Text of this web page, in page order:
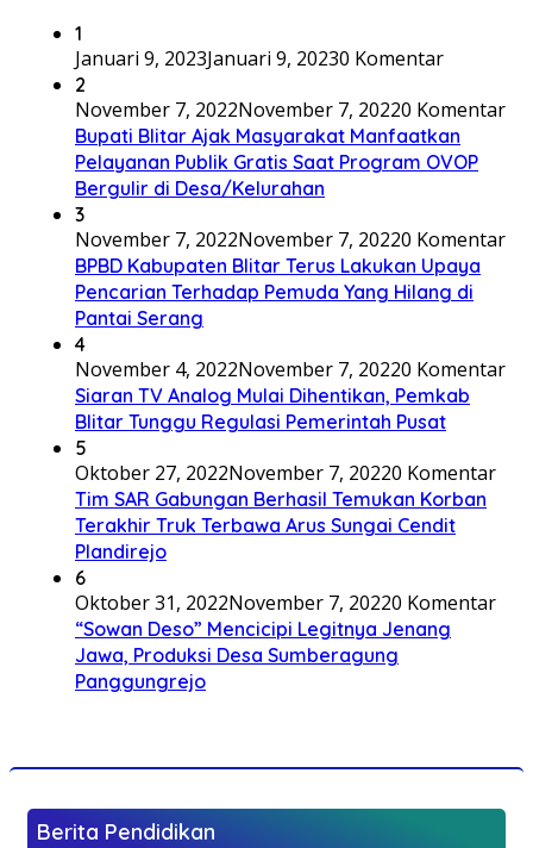
1
Januari 9, 2023Januari 9, 20230 Komentar
2
November 7, 2022November 7, 20220 Komentar
Bupati Blitar Ajak Masyarakat Manfaatkan
Pelayanan Publik Gratis Saat Program OVOP
Bergulir di Desa/Kelurahan
3
November 7, 2022November 7, 20220 Komentar
BPBD Kabupaten Blitar Terus Lakukan Upaya
Pencarian Terhadap Pemuda Yang Hilang di
Pantai Serang
4
November 4, 2022November 7, 20220 Komentar
Siaran TV Analog Mulai Dihentikan, Pemkab
Blitar Tunggu Regulasi Pemerintah Pusat
5
Oktober 27, 2022November 7, 20220 Komentar
Tim SAR Gabungan Berhasil Temukan Korban
Terakhir Truk Terbawa Arus Sungai Cendit
Plandirejo
6
Oktober 31, 2022November 7, 20220 Komentar
“Sowan Deso” Mencicipi Legitnya Jenang
Jawa, Produksi Desa Sumberagung
Panggungrejo
Berita Pendidikan